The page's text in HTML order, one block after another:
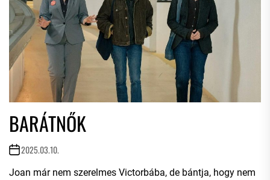
BARÁTNŐK
2025.03.10.
Joan már nem szerelmes Victorbába, de bántja, hogy nem